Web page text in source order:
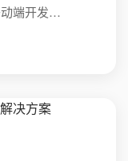
端开发…